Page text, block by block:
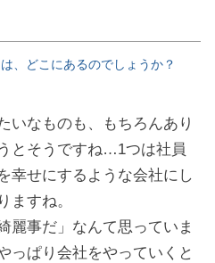
、どこにあるのでしょうか？
いなものも、もちろんあり
とそうですね…1つは社員
幸せにするような会社にし
ますね。
麗事だ」なんて思っていま
っぱり会社をやっていくと